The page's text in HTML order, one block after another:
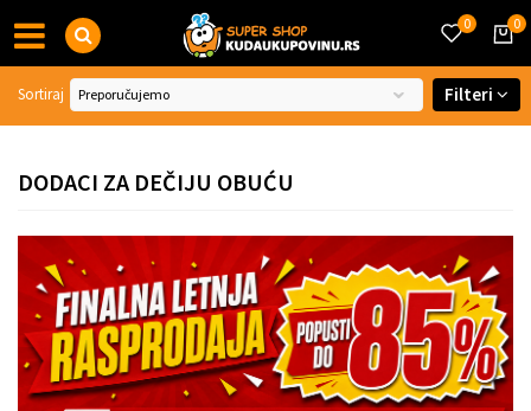
0
0
DODACI ZA DEČIJU OBUĆU
Sortiraj Filteri